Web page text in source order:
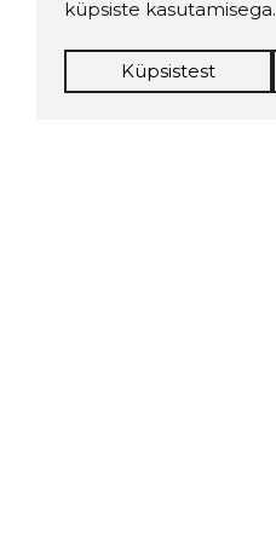
küpsiste kasutamisega.
Küpsistest